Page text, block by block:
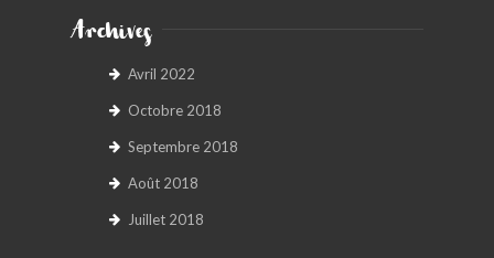
Archives
Avril 2022
Octobre 2018
Septembre 2018
Août 2018
Juillet 2018